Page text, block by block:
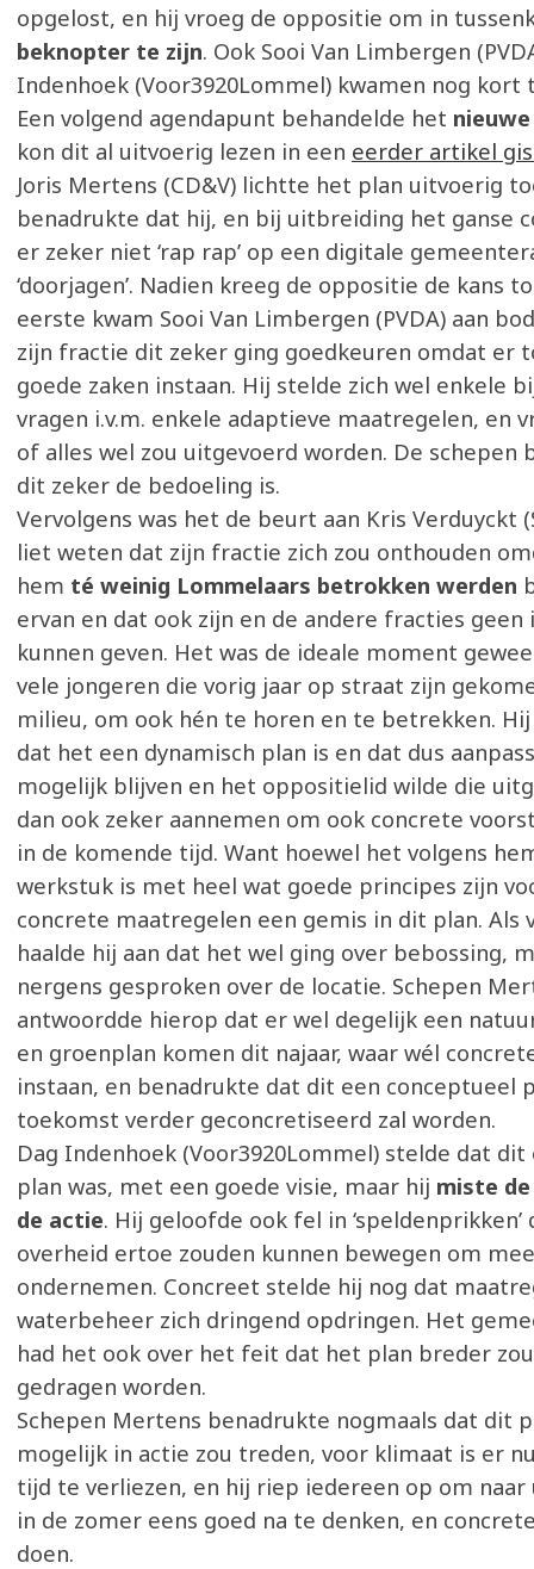
opgelost, en hij vroeg de oppositie om in
beknopter te zijn. Ook Sooi Van Limbergen
Indenhoek (Voor3920Lommel) kwamen nog kort
Een volgend agendapunt behandelde het
kon dit al uitvoerig lezen in een eerder artikel
Joris Mertens (CD&V) lichtte het plan uitvoerig
benadrukte dat hij, en bij uitbreiding het ganse
er zeker niet ‘rap rap’ op een digitale
‘doorjagen’. Nadien kreeg de oppositie de kans
eerste kwam Sooi Van Limbergen (PVDA) aan
zijn fractie dit zeker ging goedkeuren omdat er
goede zaken instaan. Hij stelde zich wel enkele
vragen i.v.m. enkele adaptieve maatregelen, en
of alles wel zou uitgevoerd worden. De schepen
dit zeker de bedoeling is.
Vervolgens was het de beurt aan Kris Verduyckt
liet weten dat zijn fractie zich zou onthouden
hem té weinig Lommelaars betrokken werden
ervan en dat ook zijn en de andere fracties
kunnen geven. Het was de ideale moment
vele jongeren die vorig jaar op straat zijn
milieu, om ook hén te horen en te betrekken.
dat het een dynamisch plan is en dat dus
mogelijk blijven en het oppositielid wilde die
dan ook zeker aannemen om ook concrete
in de komende tijd. Want hoewel het volgens
werkstuk is met heel wat goede principes zijn
concrete maatregelen een gemis in dit plan. Als
haalde hij aan dat het wel ging over bebossing,
nergens gesproken over de locatie. Schepen
antwoordde hierop dat er wel degelijk een
en groenplan komen dit najaar, waar wél
instaan, en benadrukte dat dit een conceptueel
toekomst verder geconcretiseerd zal worden.
Dag Indenhoek (Voor3920Lommel) stelde dat dit
plan was, met een goede visie, maar hij miste
de actie. Hij geloofde ook fel in
overheid ertoe zouden kunnen bewegen om
ondernemen. Concreet stelde hij nog dat
waterbeheer zich dringend opdringen. Het
had het ook over het feit dat het plan breder
gedragen worden.
Schepen Mertens benadrukte nogmaals dat dit
mogelijk in actie zou treden, voor klimaat is er
tijd te verliezen, en hij riep iedereen op om
in de zomer eens goed na te denken, en
doen.